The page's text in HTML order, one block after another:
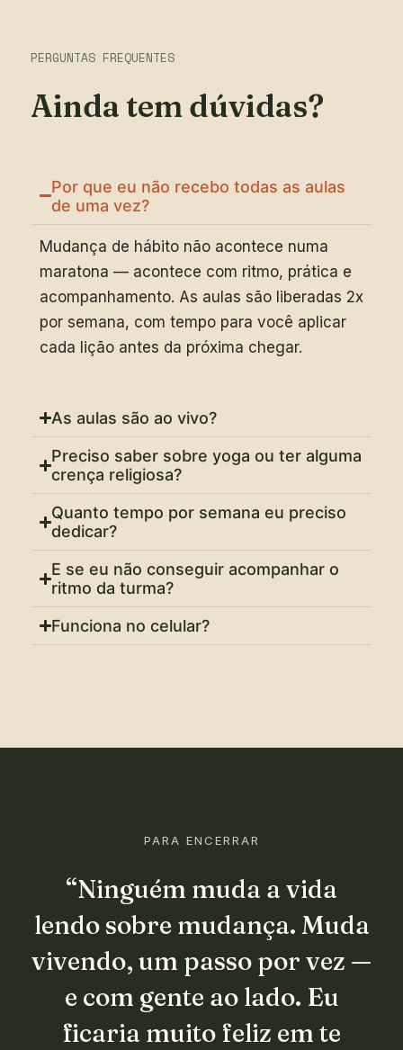
PERGUNTAS FREQUENTES
Ainda tem dúvidas?
Por que eu não recebo todas as aulas
de uma vez?
Mudança de hábito não acontece numa
maratona — acontece com ritmo, prática e
acompanhamento. As aulas são liberadas 2x
por semana, com tempo para você aplicar
cada lição antes da próxima chegar.
As aulas são ao vivo?
Preciso saber sobre yoga ou ter alguma
crença religiosa?
Quanto tempo por semana eu preciso
dedicar?
E se eu não conseguir acompanhar o
ritmo da turma?
Funciona no celular?
PARA ENCERRAR
“Ninguém muda a vida
lendo sobre mudança. Muda
vivendo, um passo por vez —
e com gente ao lado. Eu
ficaria muito feliz em te